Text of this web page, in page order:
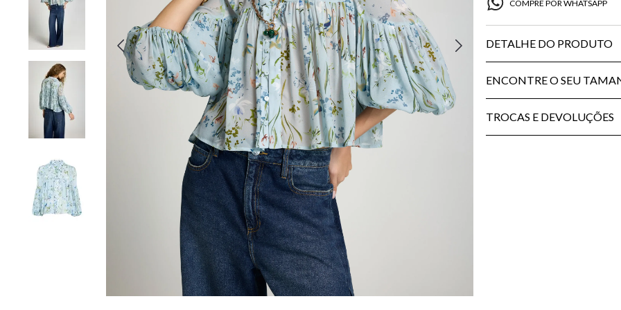
COMPRE POR WHATSAPP
DETALHE DO PRODUTO
ENCONTRE O SEU
TROCAS E DEVOLUÇÕES